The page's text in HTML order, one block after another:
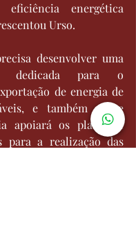
eficiência energética
Urso.
desenvolver uma
dedicada para o
de energia de
e também nesse
apoiará os planos e
para a realização das